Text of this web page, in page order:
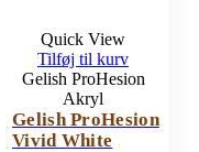
Quick View
Tilføj til kurv
Gelish ProHesion
Akryl
Gelish ProHesion
Vivid White